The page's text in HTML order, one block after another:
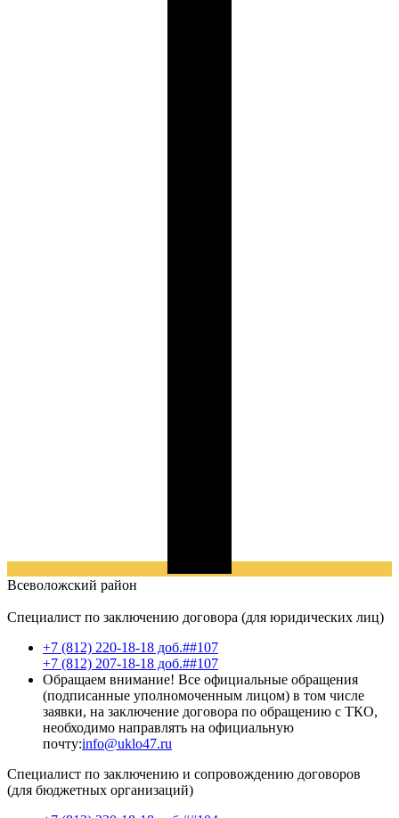
Всеволожский район
Специалист по заключению договора (для юридических лиц)
+7 (812) 220-18-18 доб.##107
+7 (812) 207-18-18 доб.##107
Обращаем внимание! Все официальные обращения
(подписанные уполномоченным лицом) в том числе
заявки, на заключение договора по обращению с ТКО,
необходимо направлять на официальную
почту:info@uklo47.ru
Специалист по заключению и сопровождению договоров
(для бюджетных организаций)